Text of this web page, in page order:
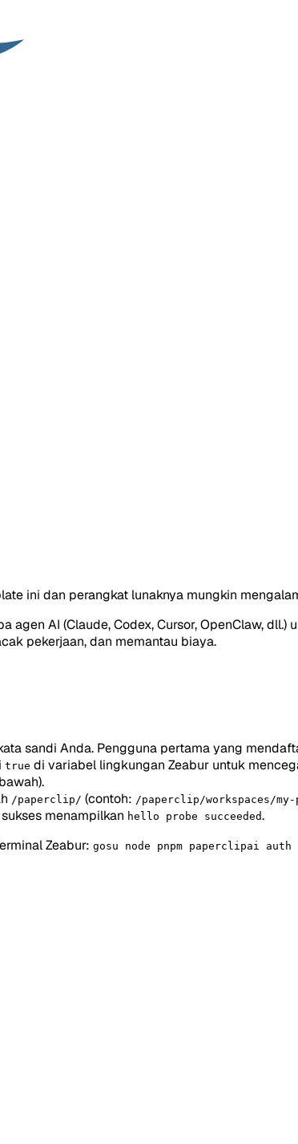
ini dan perangkat lunaknya mungkin
AI (Claude, Codex, Cursor, OpenClaw,
pekerjaan, dan memantau biaya.
sandi Anda. Pengguna pertama yang
true di variabel lingkungan Zeabur untuk
/paperclip/ (contoh: /paperclip/workspaces/
menampilkan hello probe succeeded.
Zeabur: gosu node pnpm paperclipai auth